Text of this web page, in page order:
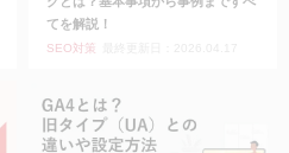
てを解説！
SEO対策